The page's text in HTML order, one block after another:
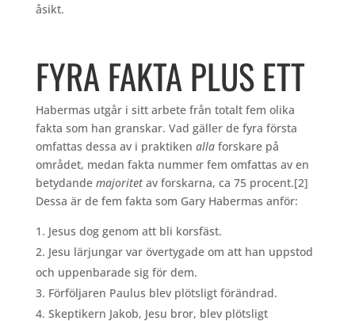
åsikt.
FYRA FAKTA PLUS ETT
Habermas utgår i sitt arbete från totalt fem olika
fakta som han granskar. Vad gäller de fyra första
omfattas dessa av i praktiken allaforskare på
området, medan fakta nummer fem omfattas av en
betydande majoritetav forskarna, ca 75 procent.[2]
Dessa är de fem fakta som Gary Habermas anför:
Jesus dog genom att bli korsfäst.
Jesu lärjungar var övertygade om att han uppstod
och uppenbarade sig för dem.
Förföljaren Paulus blev plötsligt förändrad.
Skeptikern Jakob, Jesu bror, blev plötsligt